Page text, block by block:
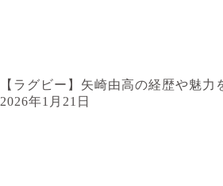
【ラグビー】矢崎由高の経歴や魅力
2026年1月21日